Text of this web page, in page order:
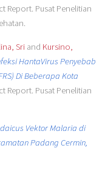
Report. Pusat Penelitian
Sriand Kursino,
HantaVirus Penyebab
Di Beberapa Kota
Report. Pusat Penelitian
Vektor Malaria di
Padang Cermin,